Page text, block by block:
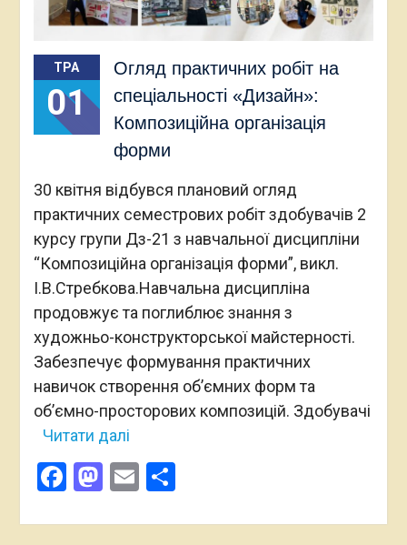
ТРА
01
Огляд практичних робіт на
спеціальності «Дизайн»:
Композиційна організація
форми
30 квітня відбувся плановий огляд
практичних семестрових робіт здобувачів 2
курсу групи Дз-21 з навчальної дисципліни
“Композиційна організація форми”, викл.
І.В.Стребкова.Навчальна дисципліна
продовжує та поглиблює знання з
художньо-конструкторської майстерності.
Забезпечує формування практичних
навичок створення об’ємних форм та
об’ємно-просторових композицій. Здобувачі
Читати далі
Facebook
Mastodon
Email